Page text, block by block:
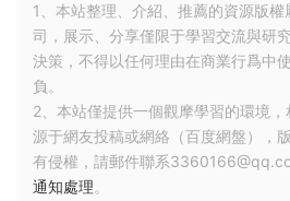
1、本站整理、介紹、推薦的資源版
司，展示、分享僅限于學習交流與研
決策，不得以任何理由在商業行爲中
負。
2、本站僅提供一個觀摩學習的環境
源于網友投稿或網絡（百度網盤），
有侵權，請郵件聯系
通知處理。